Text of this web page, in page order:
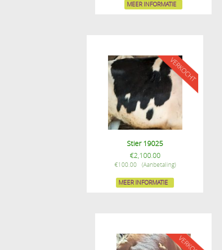
MEER INFORMATIE
Stier 19025
€2,100.00
€100.00
MEER INFORMATIE